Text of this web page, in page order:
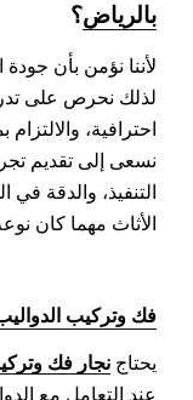
بالرياض؟
لأننا نؤمن بأن
لذلك نحرص على
احترافية،
نسعى إلى تقديم
التنفيذ، والدقة
الأثاث مهما كان
فك وتركيب
يحتاج نجار فك
عند التعامل مع